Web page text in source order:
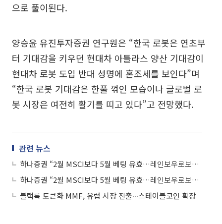
으로 풀이된다.
양승윤 유진투자증권 연구원은 “한국 로봇은 연초부
터 기대감을 키우던 현대차 아틀라스 양산 기대감이
현대차 로봇 도입 반대 성명에 혼조세를 보인다”며
“한국 로봇 기대감은 한풀 꺾인 모습이나 글로벌 로
봇 시장은 여전히 활기를 띠고 있다”고 전망했다.
관련 뉴스
하나증권 “2월 MSCI보다 5월 베팅 유효…레인보우로보틱스·현대오토에버·한화 주목”
하나증권 “2월 MSCI보다 5월 베팅 유효…레인보우로보틱스·현대오토에버·한화 주목”
블랙록 토큰화 MMF, 유럽 시장 진출∙∙∙스테이블코인 확장